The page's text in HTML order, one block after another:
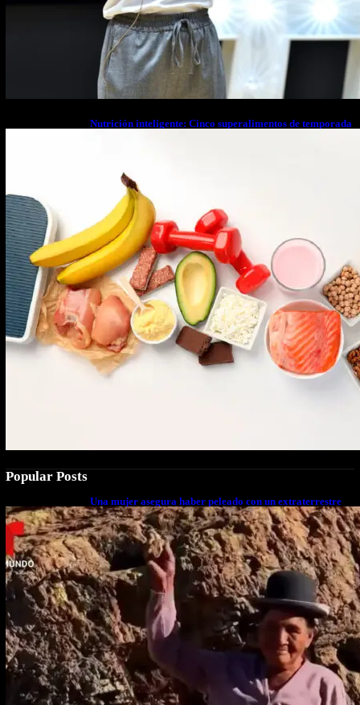
Nutrición inteligente: Cinco superalimentos de temporada
Popular Posts
Una mujer asegura haber peleado con un extraterrestre
cuerpo a cuerpo